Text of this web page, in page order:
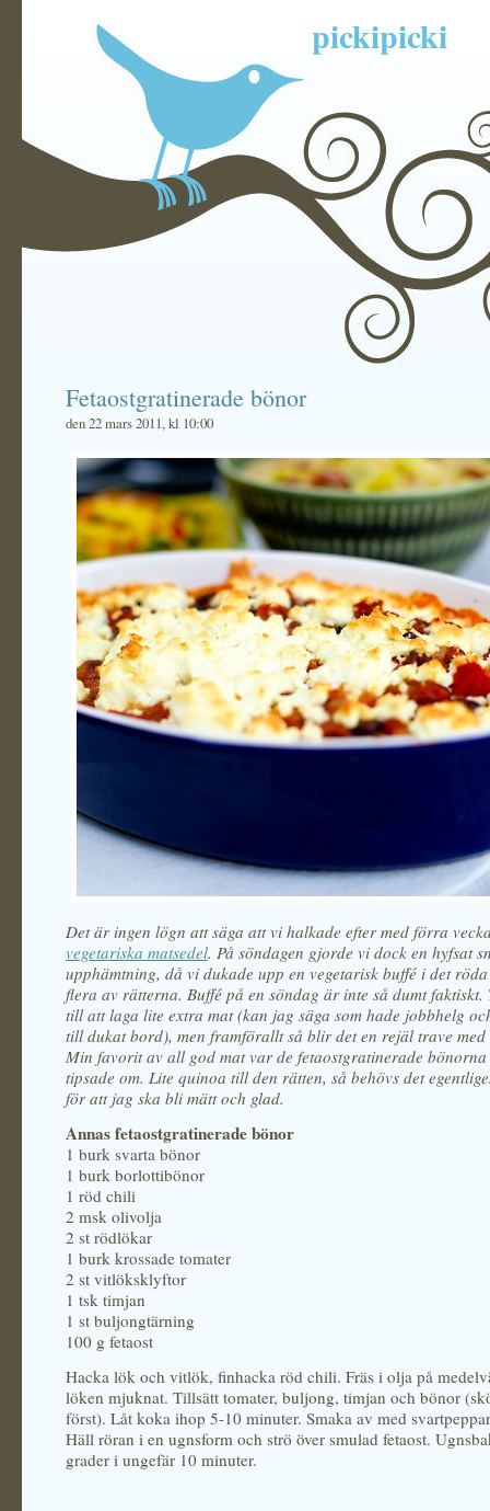
pickipicki
Fetaostgratinerade bönor
den 22 mars 2011, kl 10:00
Det är ingen lögn att säga att vi halkade efter med förra
vegetariska matsedel. På söndagen gjorde vi dock en hyfsat
upphämtning, då vi dukade upp en vegetarisk buffé i det
flera av rätterna. Buffé på en söndag är inte så dumt faktiskt.
till att laga lite extra mat (kan jag säga som hade jobbhelg
till dukat bord), men framförallt så blir det en rejäl trave
Min favorit av all god mat var de fetaostgratinerade bönorna
tipsade om. Lite quinoa till den rätten, så behövs det
för att jag ska bli mätt och glad.
Annas fetaostgratinerade bönor
1 burk svarta bönor
1 burk borlottibönor
1 röd chili
2 msk olivolja
2 st rödlökar
1 burk krossade tomater
2 st vitlöksklyftor
1 tsk timjan
1 st buljongtärning
100 g fetaost
Hacka lök och vitlök, finhacka röd chili. Fräs i olja på
löken mjuknat. Tillsätt tomater, buljong, timjan och bönor
först). Låt koka ihop 5-10 minuter. Smaka av med
Häll röran i en ugnsform och strö över smulad fetaost.
grader i ungefär 10 minuter.